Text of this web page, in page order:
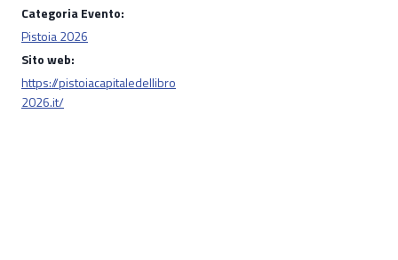
Categoria Evento:
Pistoia 2026
Sito web:
https://pistoiacapitaledellibro
2026.it/